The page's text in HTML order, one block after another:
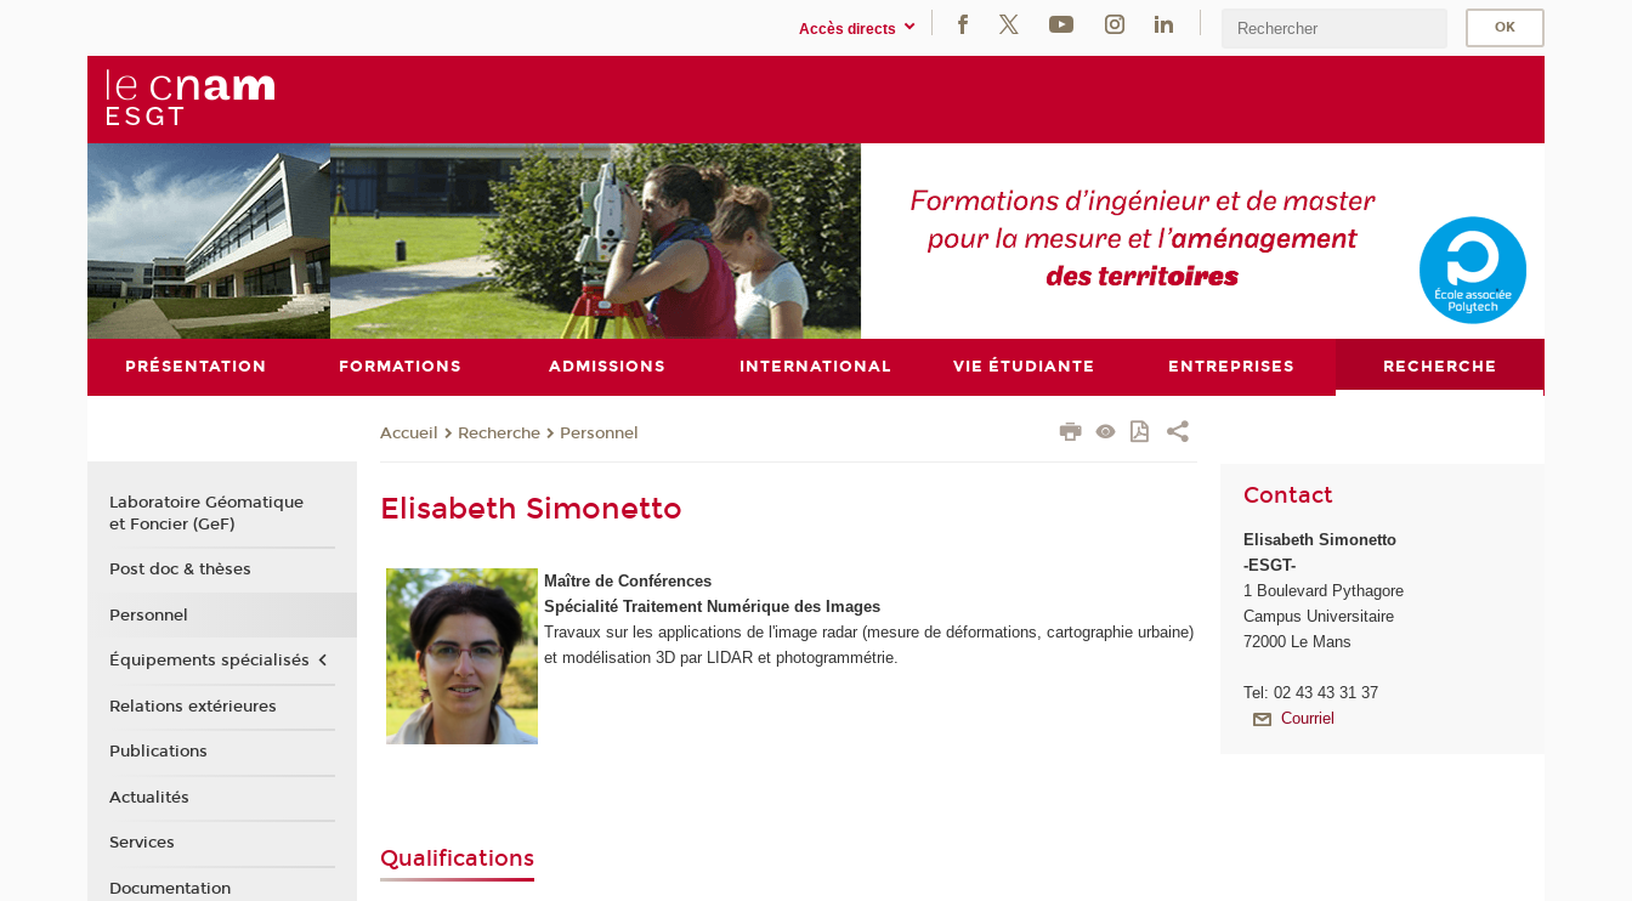
Accès directs
PRÉSENTATION FORMATIONS ADMISSIONS INTERNATIONAL VIE ÉTUDIANTE ENTREPRISES RECHERCHE
Accueil Recherche Personnel
Elisabeth Simonetto
Maître de Conférences
Spécialité Traitement Numérique des Images
Travaux sur les applications de l'image radar (mesure de déformations, cartographie urbaine)
et modélisation 3D par LIDAR et photogrammétrie.
Qualifications
Contact
Elisabeth Simonetto
-ESGT-
1 Boulevard Pythagore
Campus Universitaire
72000 Le Mans
Tel: 02 43 43 31 37
Courriel
Laboratoire Géomatique
et Foncier (GeF)
Post doc & thèses
Personnel
Équipements spécialisés
Relations extérieures
Publications
Actualités
Services
Documentation